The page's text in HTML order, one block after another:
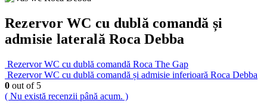
Rezervor WC cu dublă comandă și
admisie laterală Roca Debba
Rezervor WC cu dublă comandă Roca The Gap
Rezervor WC cu dublă comandă și admisie inferioară Roca Debba
0 out of 5
( Nu există recenzii până acum. )